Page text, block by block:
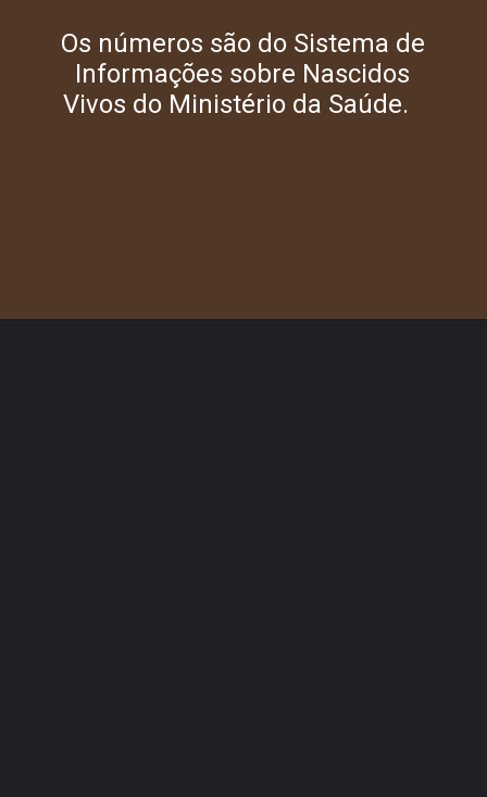
Os números são do Sistema de
Informações sobre Nascidos
Vivos do Ministério da Saúde.